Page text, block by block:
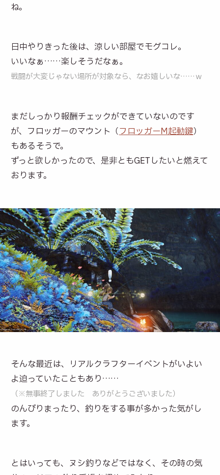
ね。
日中やりきった後は、涼しい部屋でモグコレ。
いいなぁ……楽しそうだなぁ。
戦闘が大変じゃない場所が対象なら、なお嬉しいな……ｗ
まだしっかり報酬チェックができていないのです
が、フロッガーのマウント（フロッガーM起動鍵）
もあるそうで。
ずっと欲しかったので、是非ともGETしたいと燃えて
おります。
そんな最近は、リアルクラフターイベントがいよい
よ迫っていたこともあり……
（※無事終了しました ありがとうございました）
のんびりまったり、釣りをする事が多かった気がし
ます。
とはいっても、ヌシ釣りなどではなく、その時の気